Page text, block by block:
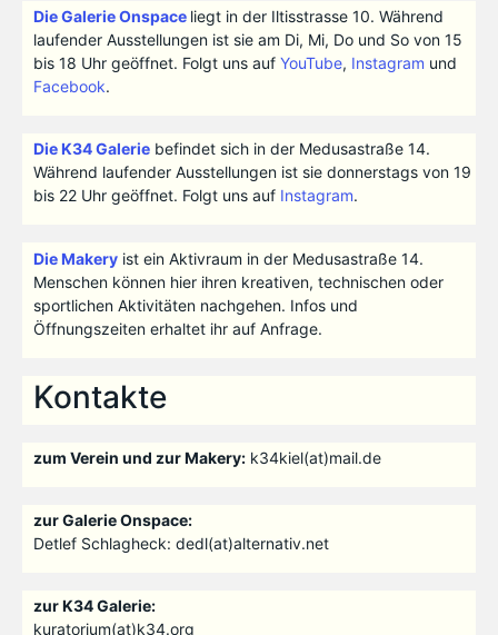
Die Galerie Onspace liegt in der Iltisstrasse 10. Während
laufender Ausstellungen ist sie am Di, Mi, Do und So von 15
bis 18 Uhr geöffnet. Folgt uns auf YouTube, Instagram und
Facebook.
Die K34 Galeriebefindet sich in der Medusastraße 14.
Während laufender Ausstellungen ist sie donnerstags von 19
bis 22 Uhr geöffnet. Folgt uns auf Instagram.
Die Makeryist ein Aktivraum in der Medusastraße 14.
Menschen können hier ihren kreativen, technischen oder
sportlichen Aktivitäten nachgehen. Infos und
Öffnungszeiten erhaltet ihr auf Anfrage.
Kontakte
zum Verein und zur Makery:k34kiel(at)mail.de
zur Galerie Onspace:
Detlef Schlagheck: dedl(at)alternativ.net
zur K34 Galerie:
kuratorium(at)k34.org